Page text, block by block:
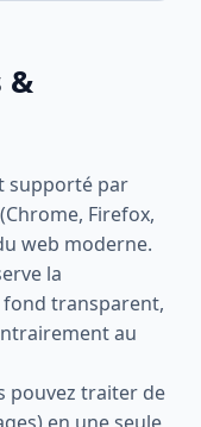
&
supporté par
Firefox,
web moderne.
la
fond transparent,
au
pouvez traiter de